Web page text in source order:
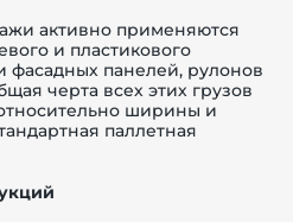
активно применяются
и пластикового
фасадных панелей, рулонов
черта всех этих грузов
ширины и
паллетная